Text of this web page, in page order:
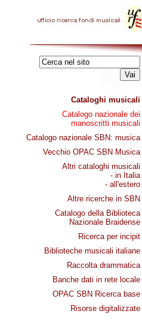
Cataloghi musicali
Catalogo nazionale dei
manoscritti musicali
Catalogo nazionale SBN: musica
Vecchio OPAC SBN Musica
Altri cataloghi musicali
- in Italia
- all'estero
Altre ricerche in SBN
Catalogo della Biblioteca
Nazionale Braidense
Ricerca per incipit
Biblioteche musicali italiane
Raccolta drammatica
Banche dati in rete locale
OPAC SBN Ricerca base
Risorse digitalizzate